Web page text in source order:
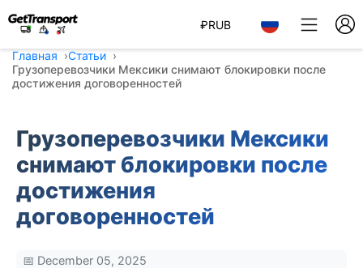
₽RUB
Главная
Статьи
Грузоперевозчики Мексики снимают блокировки после
достижения договоренностей
Грузоперевозчики Мексики
снимают блокировки после
достижения
договоренностей
📅 December 05, 2025